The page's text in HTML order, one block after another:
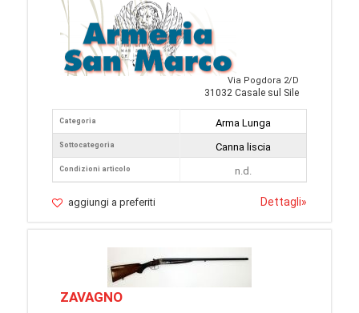
Via Pogdora 2/D
31032 Casale sul Sile
Categoria
Sottocategoria
Condizioni articolo
Arma Lunga
Canna liscia
n.d.
aggiungi a preferiti Dettagli»
ZAVAGNO